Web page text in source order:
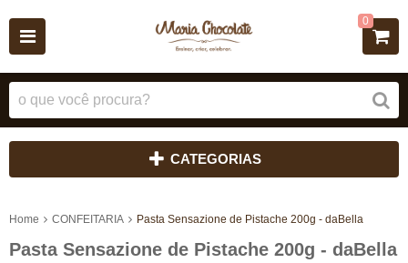
0
CATEGORIAS
Home CONFEITARIA Pasta Sensazione de Pistache 200g - daBella
Pasta Sensazione de Pistache 200g - daBella